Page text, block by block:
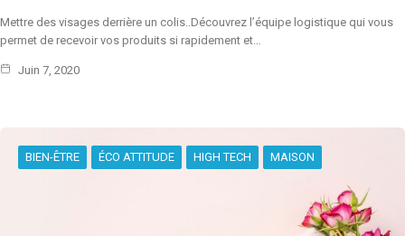
Mettre des visages derrière un colis..Découvrez l’équipe logistique qui vous
permet de recevoir vos produits si rapidement et…
Juin 7, 2020
BIEN-ÊTRE ÉCO ATTITUDE HIGH TECH MAISON